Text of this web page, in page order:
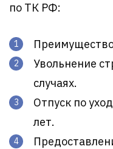
по ТК РФ:
Увольнение
случаях.
Отпуск по
лет.